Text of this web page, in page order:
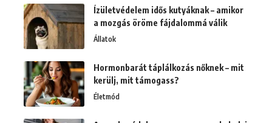
Ízületvédelem idős kutyáknak – amikor
a mozgás öröme fájdalommá válik
Állatok
Hormonbarát táplálkozás nőknek – mit
kerülj, mit támogass?
Életmód